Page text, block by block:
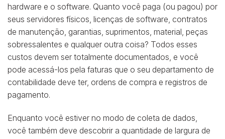
hardware e o software. Quanto você paga (ou pagou) por
seus servidores físicos, licenças de software, contratos
de manutenção, garantias, suprimentos, material, peças
sobressalentes e qualquer outra coisa? Todos esses
custos devem ser totalmente documentados, e você
pode acessá-los pela faturas que o seu departamento de
contabilidade deve ter, ordens de compra e registros de
pagamento.
Enquanto você estiver no modo de coleta de dados,
você também deve descobrir a quantidade de largura de